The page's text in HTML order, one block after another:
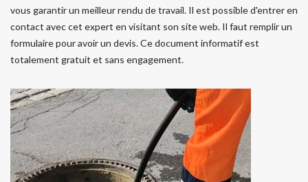
vous garantir un meilleur rendu de travail. Il est possible d'entrer en
contact avec cet expert en visitant son site web. Il faut remplir un
formulaire pour avoir un devis. Ce document informatif est
totalement gratuit et sans engagement.